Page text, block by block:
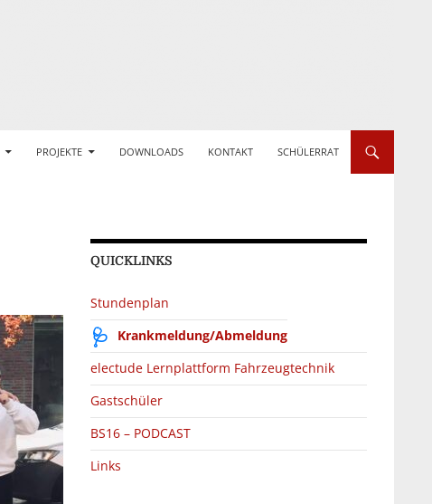
PROJEKTE DOWNLOADS KONTAKT SCHÜLERRAT
QUICKLINKS
Stundenplan
Krankmeldung/Abmeldung
electude Lernplattform Fahrzeugtechnik
Gastschüler
BS16 – PODCAST
Links